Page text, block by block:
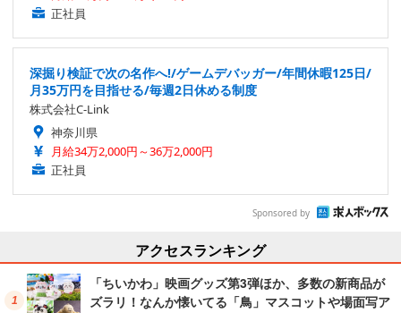
正社員
深掘り検証で次の名作へ!/ゲームデバッガー/年間休暇125日/
月35万円を目指せる/毎週2日休める制度
株式会社C-Link
神奈川県
月給34万2,000円～36万2,000円
正社員
Sponsored by
アクセスランキング
「ちいかわ」映画グッズ第3弾ほか、多数の新商品が
ズラリ！なんか懐いてる「鳥」マスコットや場面写ア